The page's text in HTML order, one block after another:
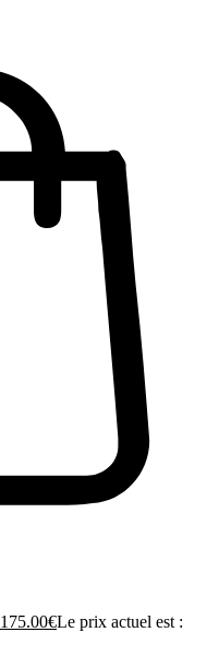
175.00€Le prix actuel est :